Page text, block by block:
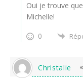
Oui je trouve
Michelle!
0
Christalie